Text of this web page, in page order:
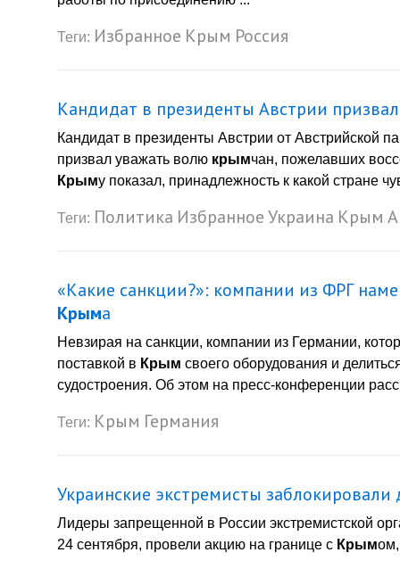
Теги: Избранное Крым Россия
Кандидат в президенты Австрии
Кандидат в президенты Австрии от Австрийской
призвал уважать волю крымчан, пожелавших
Крыму показал, принадлежность к какой стране
Теги: Политика ИзбранноеУкраина Крым
«Какие санкции?»: компании из ФРГ
Крыма
Невзирая на санкции, компании из Германии,
поставкой в Крым своего оборудования и
судостроения. Об этом на пресс-конференции
Теги: Крым Германия
Украинские экстремисты заблокировали
Лидеры запрещенной в России экстремистской
24 сентября, провели акцию на границе с Крымом,